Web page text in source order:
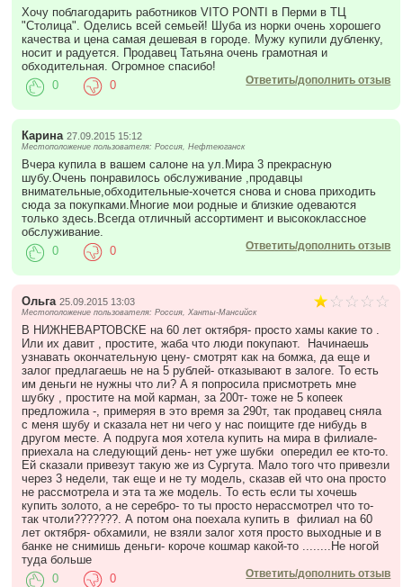
Хочу поблагодарить работников VITO PONTI в Перми в ТЦ
"Столица". Оделись всей семьей! Шуба из норки очень хорошего
качества и цена самая дешевая в городе. Мужу купили дубленку,
носит и радуется. Продавец Татьяна очень грамотная и
обходительная. Огромное спасибо!
Ответить/дополнить отзыв
0 0
Карина 27.09.2015 15:12
Местоположение пользователя: Россия, Нефтеюганск
Вчера купила в вашем салоне на ул.Мира 3 прекрасную
шубу.Очень понравилось обслуживание ,продавцы
внимательные,обходительные-хочется снова и снова приходить
сюда за покупками.Многие мои родные и близкие одеваются
только здесь.Всегда отличный ассортимент и высококлассное
обслуживание.
Ответить/дополнить отзыв
0 0
Ольга 25.09.2015 13:03
Местоположение пользователя: Россия, Ханты-Мансийск
В НИЖНЕВАРТОВСКЕ на 60 лет октября- просто хамы какие то .
Или их давит , простите, жаба что люди покупают. Начинаешь
узнавать окончательную цену- смотрят как на бомжа, да еще и
залог предлагаешь не на 5 рублей- отказывают в залоге. То есть
им деньги не нужны что ли? А я попросила присмотреть мне
шубку , простите на мой карман, за 200т- тоже не 5 копеек
предложила -, примеряя в это время за 290т, так продавец сняла
с меня шубу и сказала нет ни чего у нас поищите где нибудь в
другом месте. А подруга моя хотела купить на мира в филиале-
приехала на следующий день- нет уже шубки опередил ее кто-то.
Ей сказали привезут такую же из Сургута. Мало того что привезли
через 3 недели, так еще и не ту модель, сказав ей что она просто
не рассмотрела и эта та же модель. То есть если ты хочешь
купить золото, а не серебро- то ты просто нерассмотрел что то-
так чтоли???????. А потом она поехала купить в филиал на 60
лет октября- обхамили, не взяли залог хотя просто выходные и в
банке не снимишь деньги- короче кошмар какой-то ........Не ногой
туда больше
Ответить/дополнить отзыв
0 0